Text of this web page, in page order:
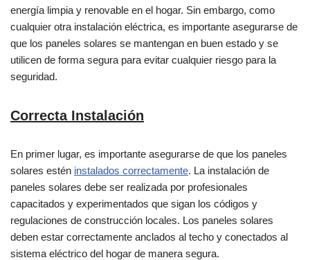
energía limpia y renovable en el hogar. Sin embargo, como
cualquier otra instalación eléctrica, es importante asegurarse de
que los paneles solares se mantengan en buen estado y se
utilicen de forma segura para evitar cualquier riesgo para la
seguridad.
Correcta Instalación
En primer lugar, es importante asegurarse de que los paneles
solares estén instalados correctamente. La instalación de
paneles solares debe ser realizada por profesionales
capacitados y experimentados que sigan los códigos y
regulaciones de construcción locales. Los paneles solares
deben estar correctamente anclados al techo y conectados al
sistema eléctrico del hogar de manera segura.